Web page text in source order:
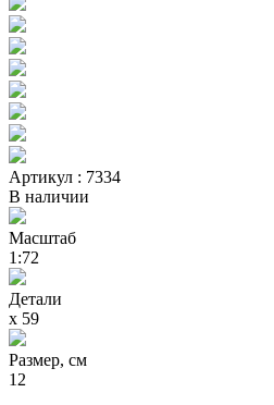
Артикул : 7334
В наличии
Масштаб
1:72
Детали
х 59
Размер, см
12